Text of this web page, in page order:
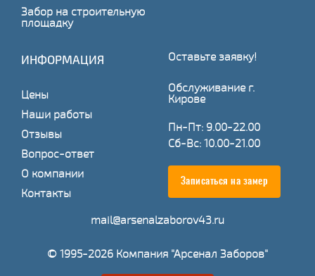
Забор на строительную
площадку
ИНФОРМАЦИЯ
Цены
Наши работы
Отзывы
Вопрос-ответ
О компании
Контакты
Оставьте заявку!
Обслуживание г.
Кирове
Пн-Пт: 9.00-22.00
Сб-Вс: 10.00-21.00
Записаться на замер
mail@arsenalzaborov43.ru
© 1995-2026 Компания "Арсенал Заборов"